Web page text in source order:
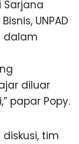
Sarjana
UNPAD
dalam
diluar
papar Popy.
tim